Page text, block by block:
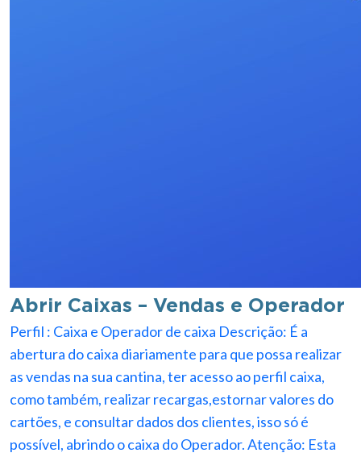
Abrir Caixas – Vendas e Operador
Perfil : Caixa e Operador de caixa Descrição: É a
abertura do caixa diariamente para que possa realizar
as vendas na sua cantina, ter acesso ao perfil caixa,
como também, realizar recargas,estornar valores do
cartões, e consultar dados dos clientes, isso só é
possível, abrindo o caixa do Operador. Atenção: Esta